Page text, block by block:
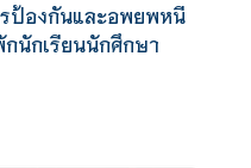
รป้องกันและอพยพหนี
กนักเรียนนักศึกษา